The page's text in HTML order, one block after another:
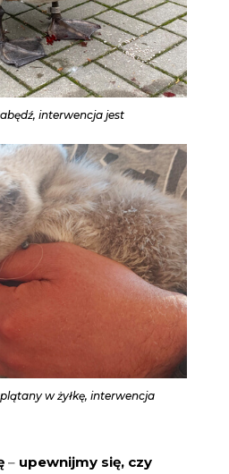
interwencja jest
w żyłkę, interwencja
– upewnijmy się, czy